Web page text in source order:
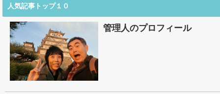
人気記事トップ１０
管理人のプロフィール